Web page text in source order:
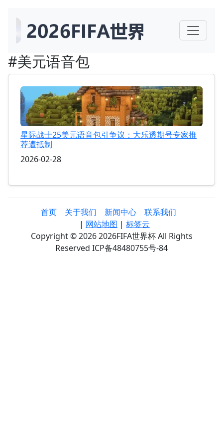
#美元语音包
星际战士25美元语音包引争议：大乐透期号专家推
荐遭抵制
2026-02-28
首页 关于我们 新闻中心
联系我们
| 网站地图 | 标签云
Copyright © 2026 2026FIFA世界杯 All Rights
Reserved ICP备48480755号-84